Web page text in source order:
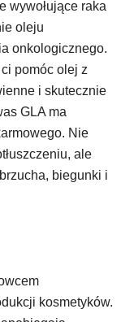
wywołujące raka
oleju
onkologicznego.
pomóc olej z
i skutecznie
GLA ma
Nie
ale
biegunki i
kosmetyków.